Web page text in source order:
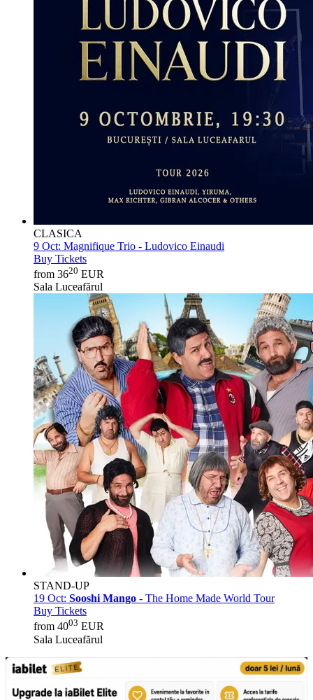
CLASICA
9 Oct: Magnifique Trio - Ludovico Einaudi
Buy Tickets
from 3620 EUR
Sala Luceafărul
STAND-UP
19 Oct: Sooshi Mango - The Home Made World Tour
Buy Tickets
from 4003 EUR
Sala Luceafărul